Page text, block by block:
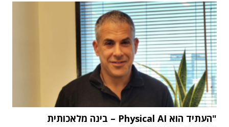
"העתיד הוא Physical AI – בינה מלאכותית